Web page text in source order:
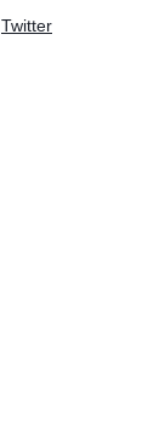
Twitter